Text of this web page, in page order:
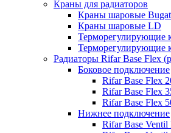
Краны для радиаторов
Краны шаровые
Краны шаровые LD
Терморегулирующие
Терморегулирующие
Радиаторы Rifar Base Flex
Боковое подключение
Rifar Base Flex
Rifar Base Flex
Rifar Base Flex
Нижнее подключение
Rifar Base Ventil